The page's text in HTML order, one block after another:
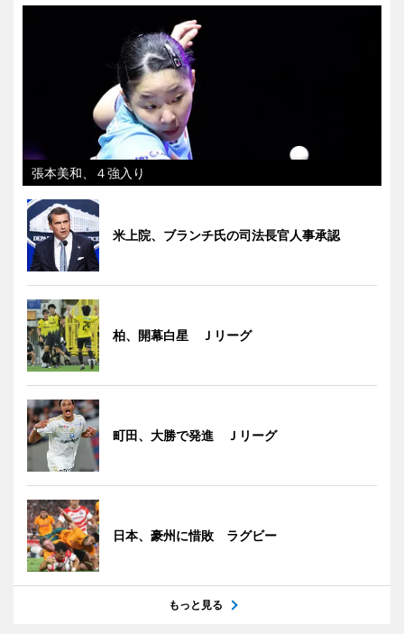
張本美和、４強入り
米上院、ブランチ氏の司法長官人事承認
柏、開幕白星 Ｊリーグ
町田、大勝で発進 Ｊリーグ
日本、豪州に惜敗 ラグビー
もっと見る